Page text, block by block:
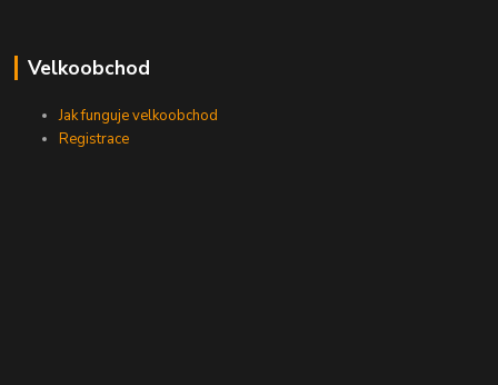
Velkoobchod
Jak funguje velkoobchod
Registrace